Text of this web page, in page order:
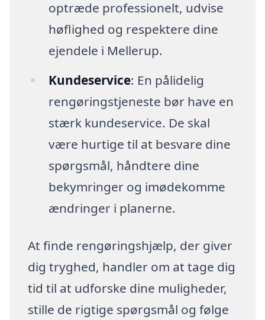
optræde professionelt, udvise
høflighed og respektere dine
ejendele i Mellerup.
Kundeservice: En pålidelig
rengøringstjeneste bør have en
stærk kundeservice. De skal
være hurtige til at besvare dine
spørgsmål, håndtere dine
bekymringer og imødekomme
ændringer i planerne.
At finde rengøringshjælp, der giver
dig tryghed, handler om at tage dig
tid til at udforske dine muligheder,
stille de rigtige spørgsmål og følge